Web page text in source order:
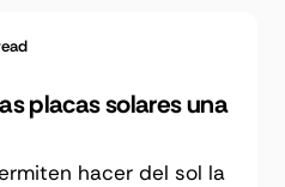
placas solares una
hacer del sol la